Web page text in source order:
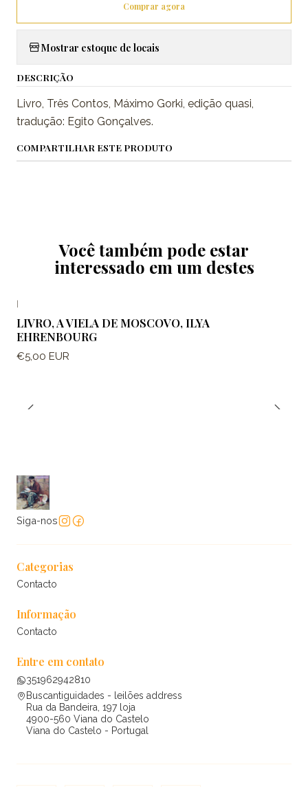
Comprar agora
Mostrar estoque de locais
DESCRIÇÃO
Livro, Três Contos, Máximo Gorki, edição quasi,
tradução: Egito Gonçalves.
COMPARTILHAR ESTE PRODUTO
Você também pode estar
interessado em um destes
LIVRO, A VIELA DE MOSCOVO, ILYA
EHRENBOURG
€5,00 EUR
Siga-nos
Categorias
Contacto
Informação
Contacto
Entre em contato
351962942810
Buscantiguidades - leilões address
Rua da Bandeira, 197 loja
4900-560 Viana do Castelo
Viana do Castelo - Portugal